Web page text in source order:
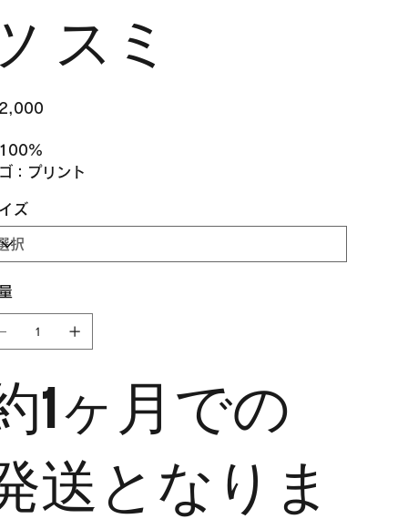
スミ
：プリント
ズ
1ヶ月での
送となりま